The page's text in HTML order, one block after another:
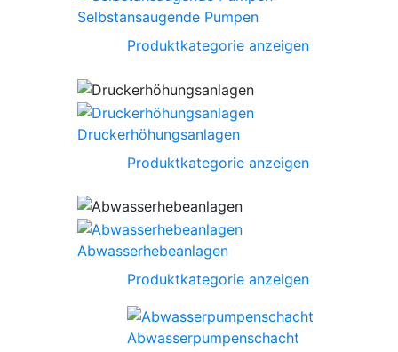
Selbstansaugende Pumpen
Produktkategorie anzeigen
Druckerhöhungsanlagen
Produktkategorie anzeigen
Abwasserhebeanlagen
Produktkategorie anzeigen
Abwasserpumpenschacht